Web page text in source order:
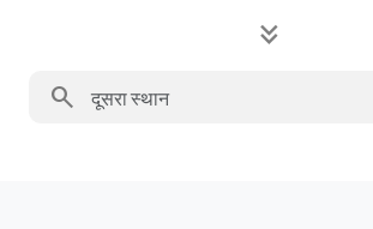
keyboard_double_arrow_down
search